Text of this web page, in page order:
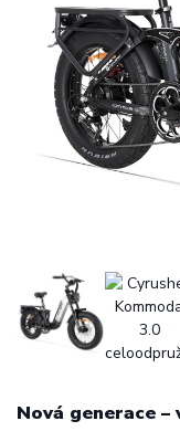
Nová generace